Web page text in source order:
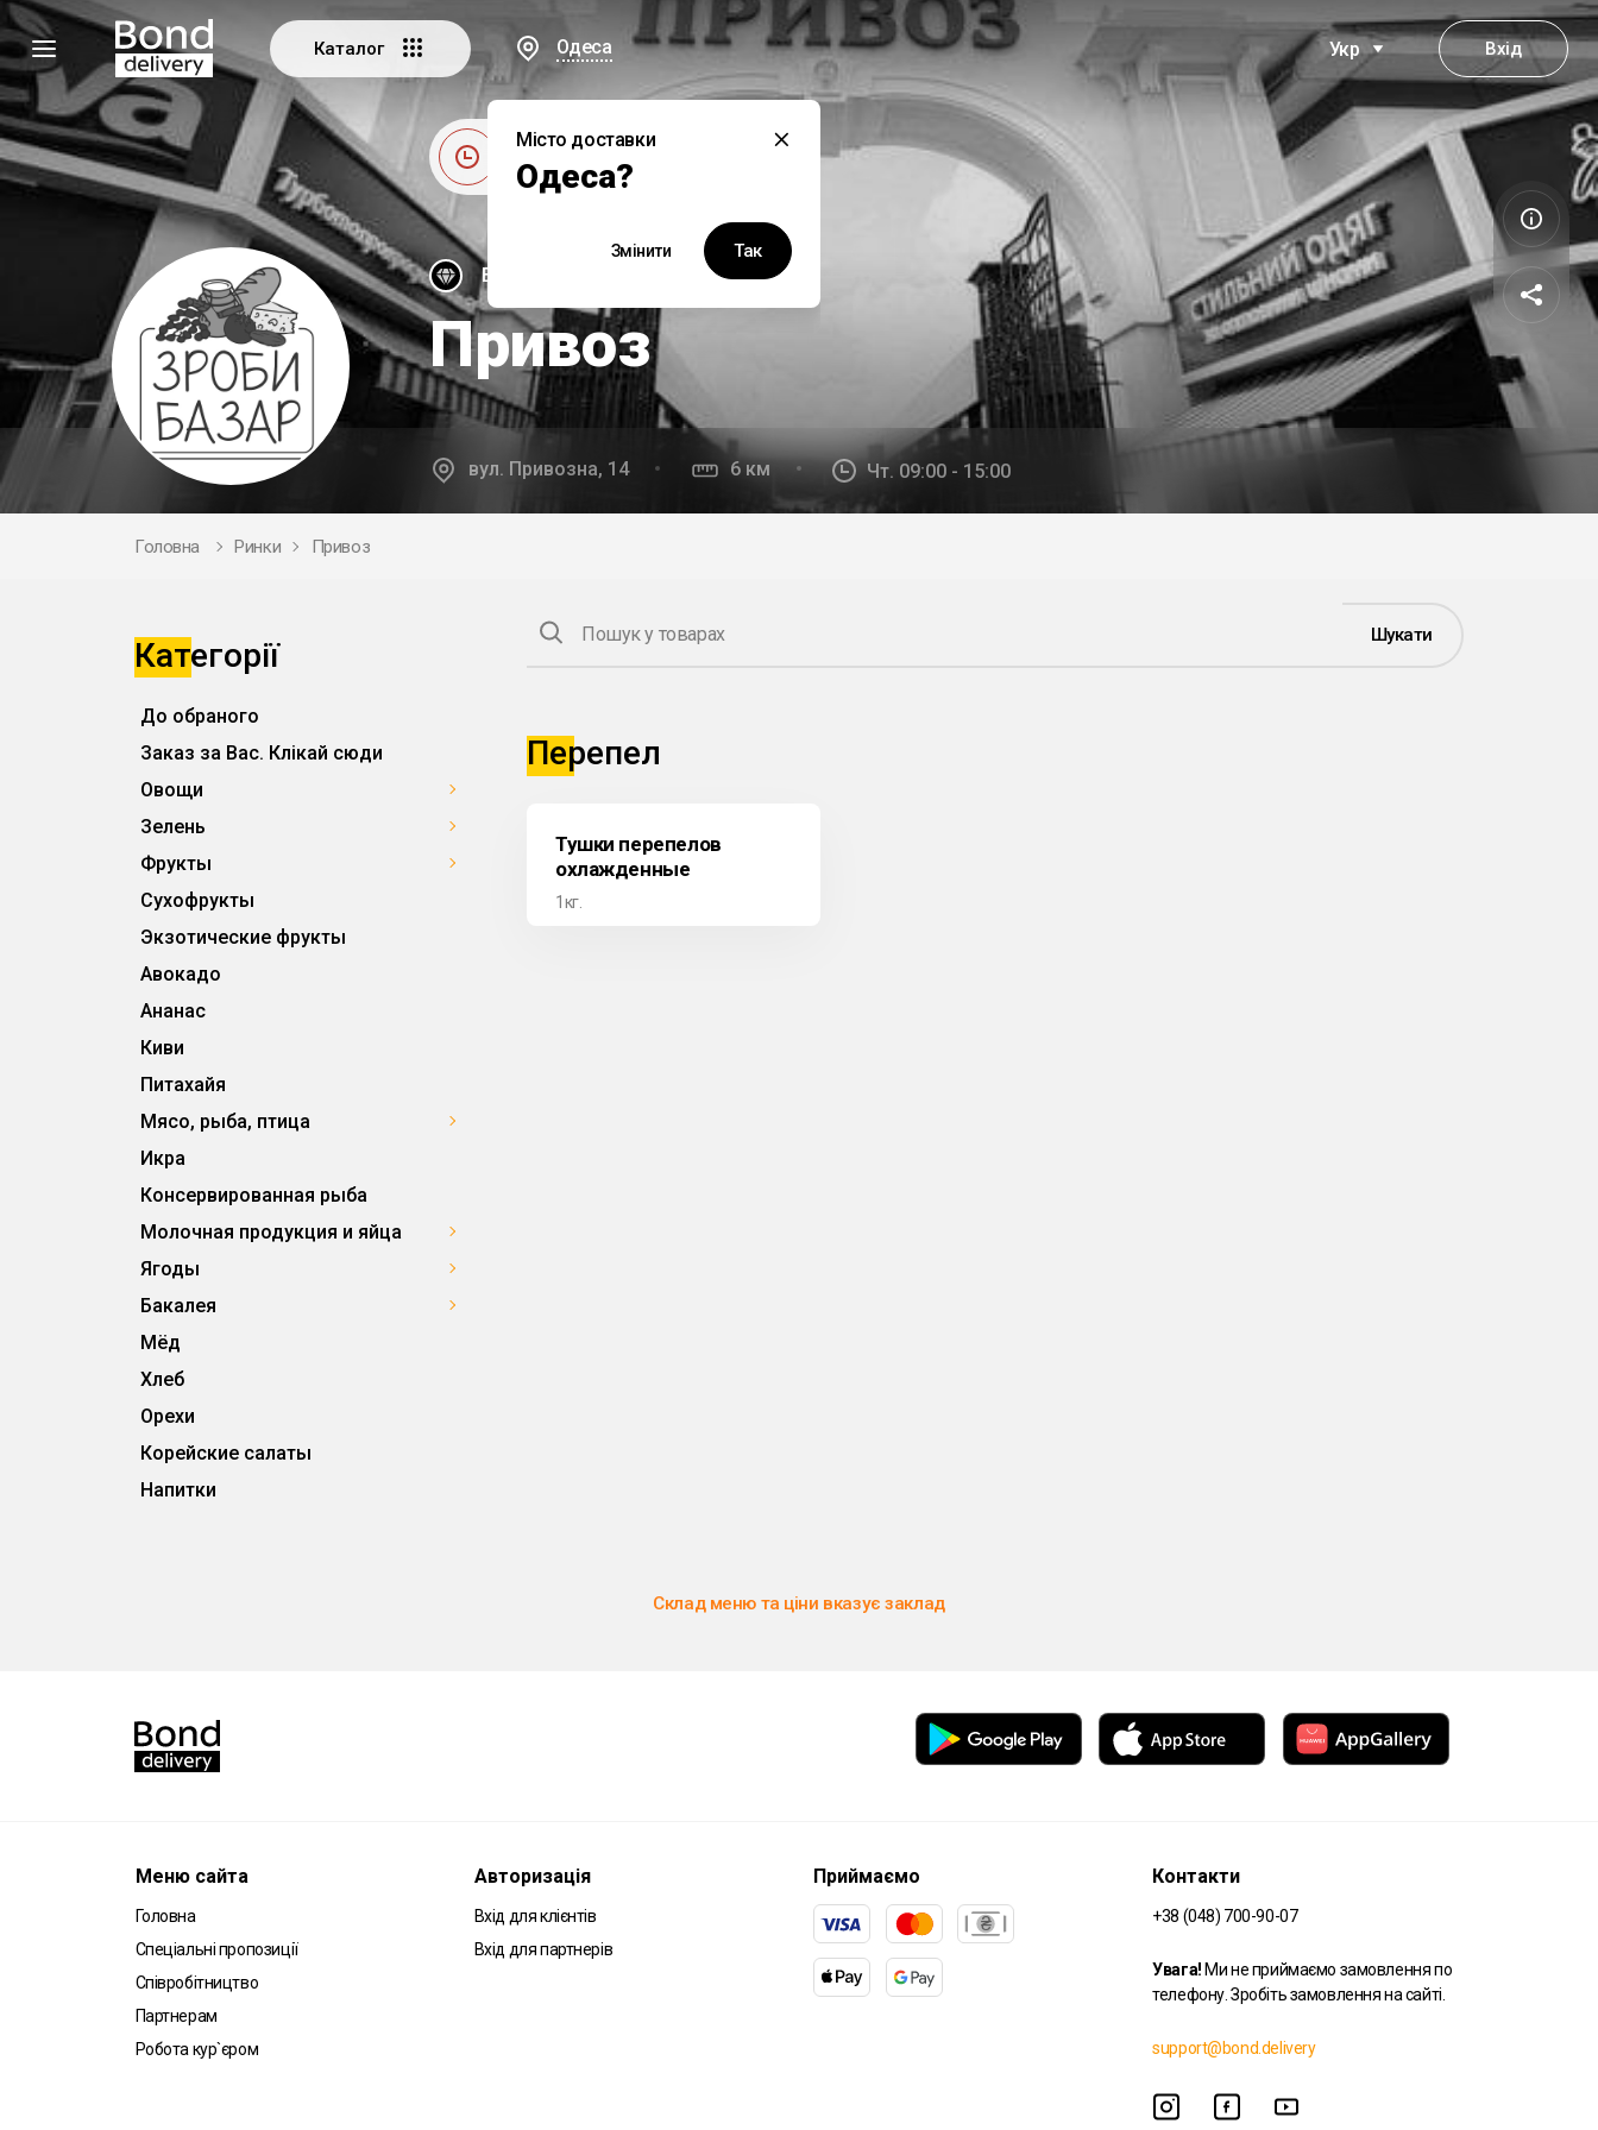
Каталог Одеса
Місто доставки
Одеса?
Змінити Так
Укр Вхід
Цей заклад наразі не працює
Ексклюзивно у Bond Delivery
Привоз
вул. Привозна, 14 6 км Чт. 09:00 - 15:00
Головна Ринки Привоз
Категорії
До обраного
Заказ за Вас. Клікай сюди
Овощи
Зелень
Фрукты
Сухофрукты
Экзотические фрукты
Авокадо
Ананас
Киви
Питахайя
Мясо, рыба, птица
Икра
Консервированная рыба
Молочная продукция и яйца
Ягоды
Бакалея
Мёд
Хлеб
Орехи
Корейские салаты
Напитки
Пошук у товарах Шукати
Перепел
Тушки перепелов
охлажденные
1кг.
Склад меню та ціни вказує заклад
Меню сайта
Головна
Спеціальні пропозиції
Співробітництво
Партнерам
Робота кур`єром
Авторизація
Вхід для клієнтів
Вхід для партнерів
Приймаємо Контакти
+38 (048) 700-90-07
Увага! Ми не приймаємо замовлення по
телефону. Зробіть замовлення на сайті.
support@bond.delivery